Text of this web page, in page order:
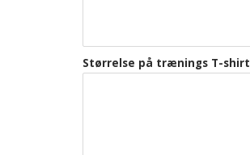
Størrelse på trænings T-shirt